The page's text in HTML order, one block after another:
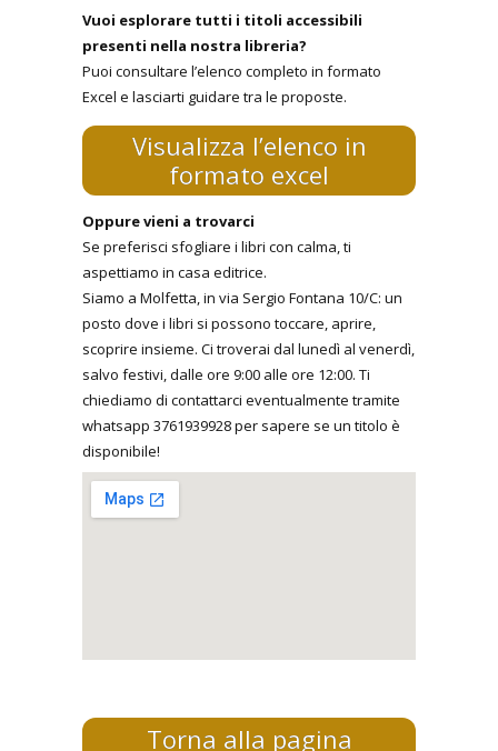
Vuoi esplorare tutti i titoli accessibili
presenti nella nostra libreria?
Puoi consultare l’elenco completo in formato
Excel e lasciarti guidare tra le proposte.
Visualizza l’elenco in
formato excel
Oppure vieni a trovarci
Se preferisci sfogliare i libri con calma, ti
aspettiamo in casa editrice.
Siamo a Molfetta, in via Sergio Fontana 10/C: un
posto dove i libri si possono toccare, aprire,
scoprire insieme. Ci troverai dal lunedì al venerdì,
salvo festivi, dalle ore 9:00 alle ore 12:00. Ti
chiediamo di contattarci eventualmente tramite
whatsapp 3761939928 per sapere se un titolo è
disponibile!
Torna alla pagina